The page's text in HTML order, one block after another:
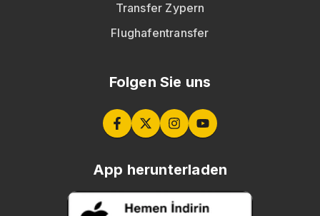
Transfer Zypern
Flughafentransfer
Folgen Sie uns
App herunterladen